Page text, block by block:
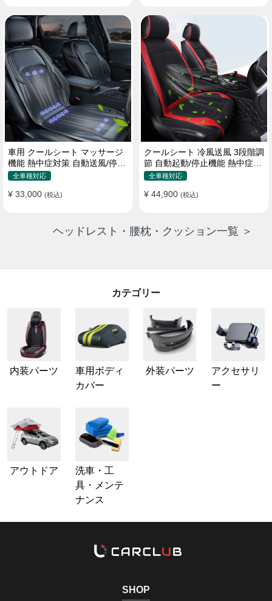
車用 クールシート マッサージ
機能 熱中症対策 自動送風/停止
機能 24個強力ファン 取付簡単
全車種対応
¥ 33,000 (税込)
クールシート 冷風送風 3段階調
節 自動起動/停止機能 熱中症対
策 夏 暑さ対策 取付簡単
全車種対応
¥ 44,900 (税込)
ヘッドレスト・腰枕・クッション一覧 ＞
カテゴリー
内装パーツ
車用ボディ
カバー
外装パーツ
アクセサリ
ー
アウトドア
洗車・工
具・メンテ
ナンス
SHOP